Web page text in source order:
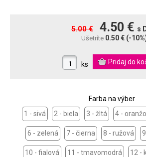
5.00 € 4.50 € s
Ušetríte 0.50 € (-
ks
Farba na výber
1 - sivá
2 - biela 3 - žltá 4 -
6 - zelená 7 - čierna 8 - ružová
10 - fialová 11 - tmavomodrá 12 -